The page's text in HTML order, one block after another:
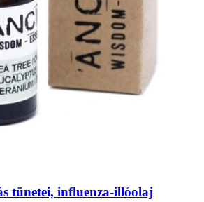
tünetei, influenza-illóolaj